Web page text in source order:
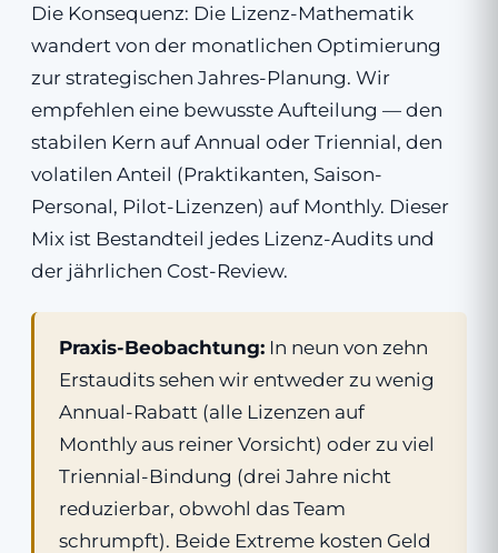
Die Konsequenz: Die Lizenz-Mathematik
wandert von der monatlichen Optimierung
zur strategischen Jahres-Planung. Wir
empfehlen eine bewusste Aufteilung — den
stabilen Kern auf Annual oder Triennial, den
volatilen Anteil (Praktikanten, Saison-
Personal, Pilot-Lizenzen) auf Monthly. Dieser
Mix ist Bestandteil jedes Lizenz-Audits und
der jährlichen Cost-Review.
Praxis-Beobachtung: In neun von zehn
Erstaudits sehen wir entweder zu wenig
Annual-Rabatt (alle Lizenzen auf
Monthly aus reiner Vorsicht) oder zu viel
Triennial-Bindung (drei Jahre nicht
reduzierbar, obwohl das Team
schrumpft). Beide Extreme kosten Geld